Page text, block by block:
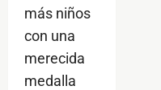
más niños
con una
merecida
medalla